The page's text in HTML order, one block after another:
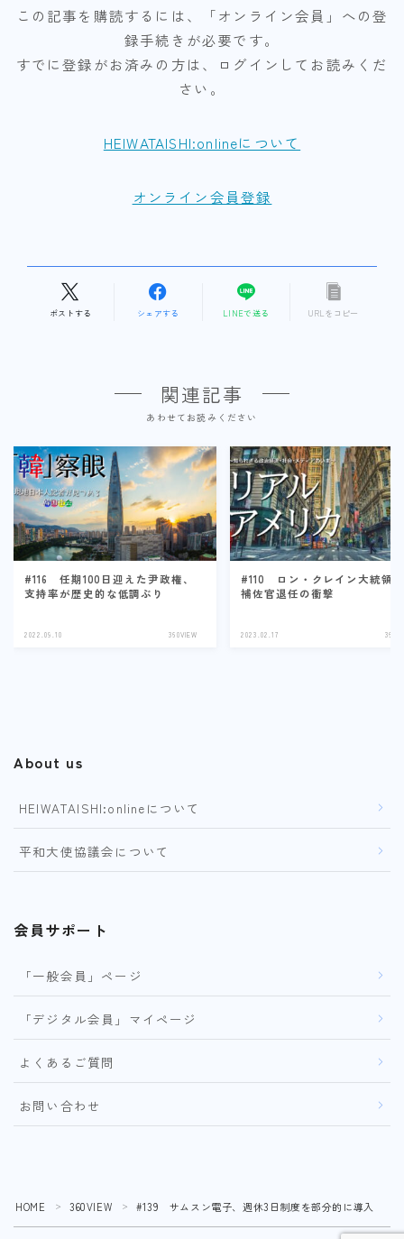
この記事を購読するには、「オンライン会員」への登
録手続きが必要です。
すでに登録がお済みの方は、ログインしてお読みくだ
さい。
HEIWATAISHI:onlineについて
オンライン会員登録
ポストする シェアする LINEで送る URLをコピー
関連記事
あわせてお読みください
#116 任期100日迎えた尹政権、
支持率が歴史的な低調ぶり
2022.09.10 360VIEW
#110 ロン・クレイン大統領
補佐官退任の衝撃
2023.02.17
About us
HEIWATAISHI:onlineについて
平和大使協議会について
会員サポート
「一般会員」ページ
「デジタル会員」マイページ
よくあるご質問
お問い合わせ
HOME ＞ 360VIEW ＞ #139 サムスン電子、週休3日制度を部分的に導入